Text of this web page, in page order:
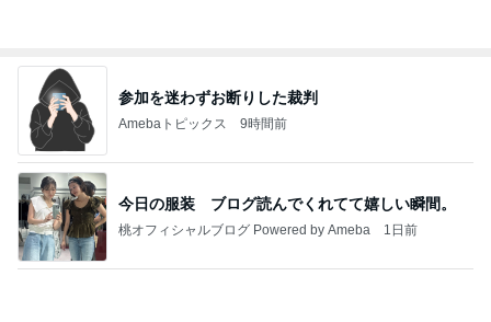
今日の服装 ブログ読んでくれてて嬉しい瞬間。
桃オフィシャルブログ Powered by Ameba